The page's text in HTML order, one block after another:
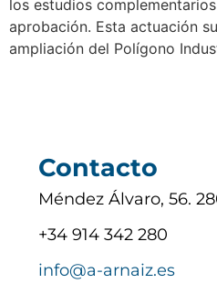
los estudios
aprobación. Esta actuación
ampliación del Polígono
Contacto
Méndez Álvaro, 56.
+34 914 342 280
info@a-arnaiz.es